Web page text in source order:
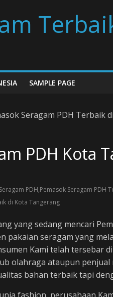
SAMPLE PAGE
PDH Kota
PDH,Pemasok Seragam PDH
di Kota Tangerang
yang sedang mencari
pakaian seragam yang
Kami telah tersebar
olahraga ataupun
bahan terbaik tapi